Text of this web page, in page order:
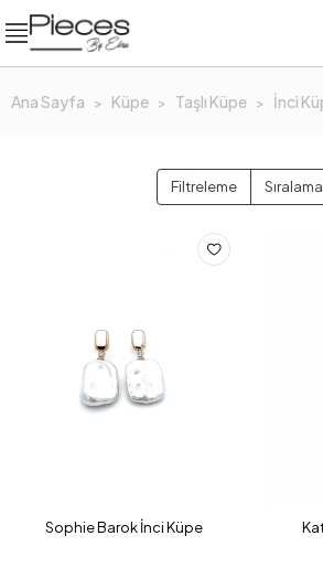
Ana Sayfa Küpe Taşlı Küpe İnci
Filtreleme Sıralama
Sophie Barok İnci Küpe